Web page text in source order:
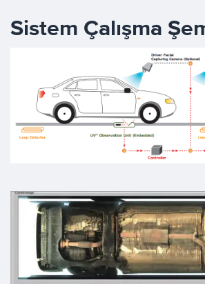
Sistem Çalışma